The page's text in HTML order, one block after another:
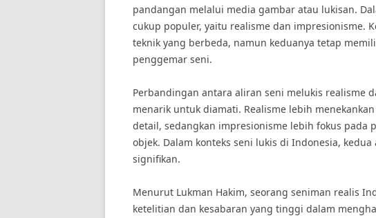
pandangan melalui media gambar atau lukisan.
cukup populer, yaitu realisme dan impresionisme.
teknik yang berbeda, namun keduanya tetap
penggemar seni.
Perbandingan antara aliran seni melukis realisme
menarik untuk diamati. Realisme lebih
detail, sedangkan impresionisme lebih fokus pada
objek. Dalam konteks seni lukis di Indonesia,
signifikan.
Menurut Lukman Hakim, seorang seniman realis
ketelitian dan kesabaran yang tinggi dalam